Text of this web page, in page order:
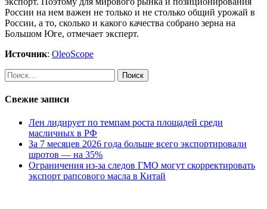
России на нем важен не только и не столько общий урожай в
России, а то, сколько и какого качества собрано зерна на
Большом Юге, отмечает эксперт.
Источник: OleoScope
Найти:
Свежие записи
Лен лидирует по темпам роста площадей среди
масличных в РФ
За 7 месяцев 2026 года больше всего экспортировали
шротов — на 35%
Ограничения из-за следов ГМО могут скорректировать
экспорт рапсового масла в Китай